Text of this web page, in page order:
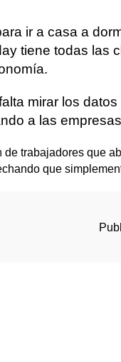
ir a casa a
tiene todas las
mirar los
a las
de trabajadores que
que